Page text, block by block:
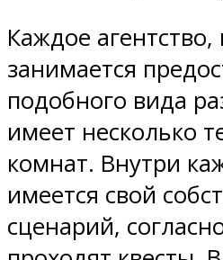
Каждое агентство,
занимается
подобного вида
имеет несколько
комнат. Внутри
имеется свой
сценарий,